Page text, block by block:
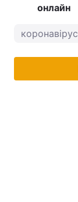
онлайн
коронавірус